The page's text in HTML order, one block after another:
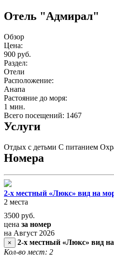
Отель "Адмирал"
Обзор
Цена:
900 руб.
Раздел:
Отели
Расположение:
Анапа
Растояние до моря:
1 мин.
Всего посещений: 1467
Услуги
Отдых с детьми С питанием
Номера
2-х местный «Люкс» вид на
2 места
3500 руб.
цена за номер
на Август 2026
×
2-х местный «Люкс» вид
Кол-во мест: 2